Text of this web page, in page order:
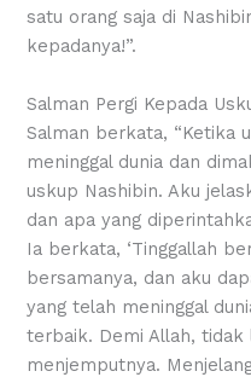
satu orang saja di
kepadanya!”.
Salman Pergi Kepada
Salman berkata, “Ketika
meninggal dunia dan
uskup Nashibin. Aku
dan apa yang
Ia berkata, ‘Tinggallah
bersamanya, dan aku
yang telah meninggal
terbaik. Demi Allah, tidak
menjemputnya.